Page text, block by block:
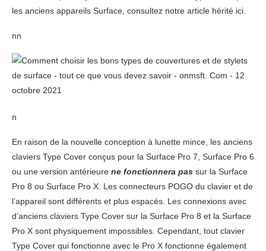
les anciens appareils Surface, consultez notre article hérité ici.
nn
n
En raison de la nouvelle conception à lunette mince, les anciens
claviers Type Cover conçus pour la Surface Pro 7, Surface Pro 6
ou une version antérieure ne fonctionnera pas sur la Surface
Pro 8 ou Surface Pro X. Les connecteurs POGO du clavier et de
l’appareil sont différents et plus espacés. Les connexions avec
d’anciens claviers Type Cover sur la Surface Pro 8 et la Surface
Pro X sont physiquement impossibles. Cependant, tout clavier
Type Cover qui fonctionne avec le Pro X fonctionne également